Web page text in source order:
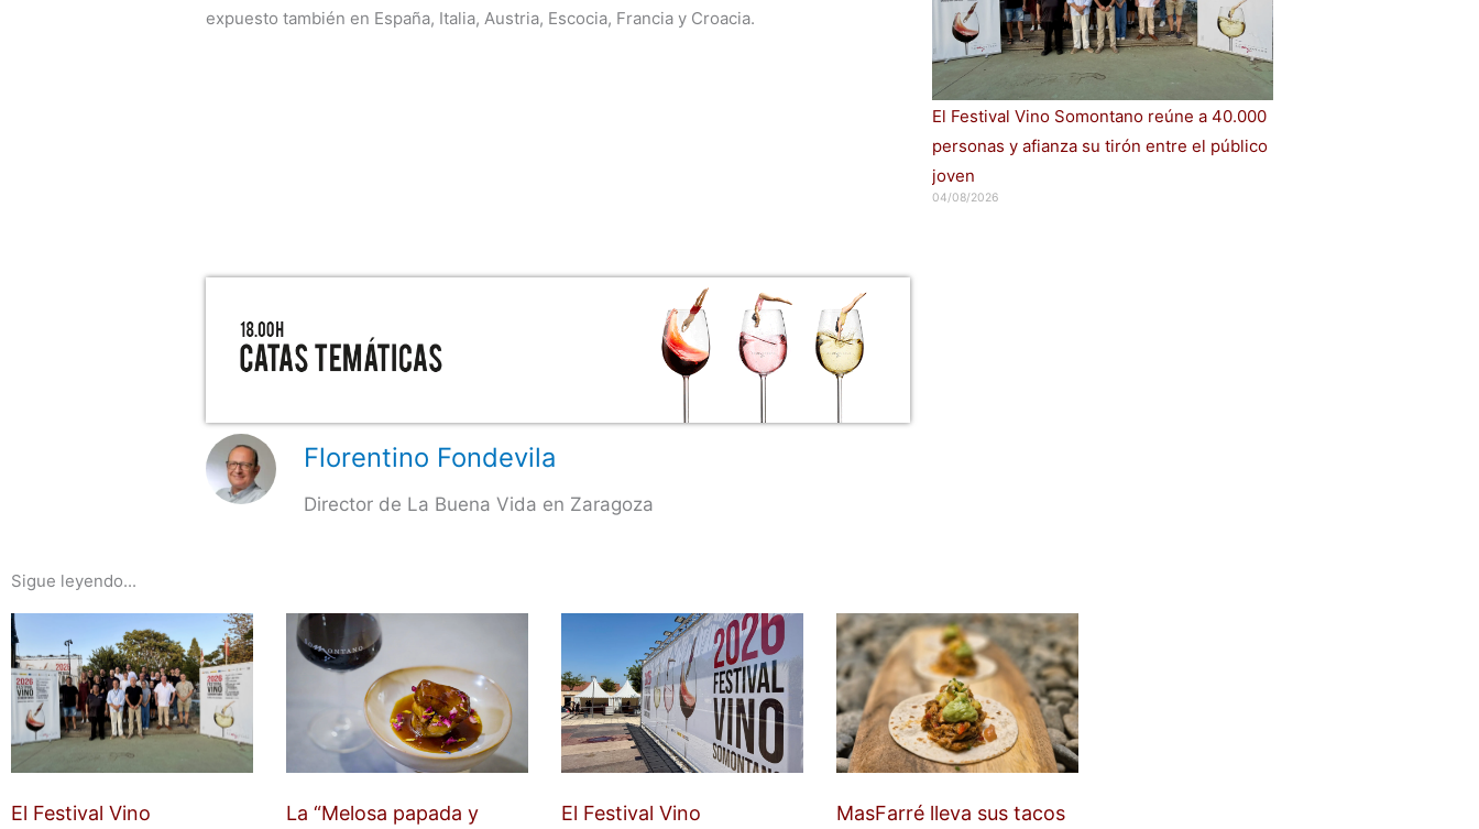
expuesto también en España, Italia, Austria, Escocia, Francia y Croacia.
Florentino Fondevila
Director de La Buena Vida en Zaragoza
El Festival Vino Somontano reúne a 40.000
personas y afianza su tirón entre el público
joven
04/08/2026
Sigue leyendo...
El Festival Vino La “Melosa papada y El Festival Vino MasFarré lleva sus tacos